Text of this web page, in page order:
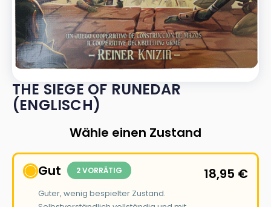
THE SIEGE OF RUNEDAR
(ENGLISCH)
Wähle einen Zustand
Gut 2 VORRÄTIG
Guter, wenig bespielter Zustand.
18,95 €